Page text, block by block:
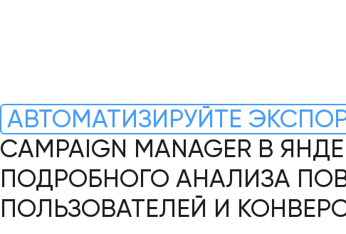
АВТОМАТИЗИРУЙТЕ
CAMPAIGN MANAGER В
ПОДРОБНОГО АНАЛИЗА
ПОЛЬЗОВАТЕЛЕЙ И